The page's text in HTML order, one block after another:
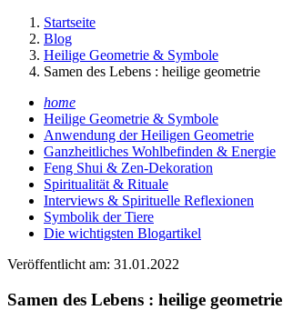
Startseite
Blog
Heilige Geometrie & Symbole
Samen des Lebens : heilige geometrie
home
Heilige Geometrie & Symbole
Anwendung der Heiligen Geometrie
Ganzheitliches Wohlbefinden & Energie
Feng Shui & Zen-Dekoration
Spiritualität & Rituale
Interviews & Spirituelle Reflexionen
Symbolik der Tiere
Die wichtigsten Blogartikel
Veröffentlicht am: 31.01.2022
Samen des Lebens : heilige geometrie